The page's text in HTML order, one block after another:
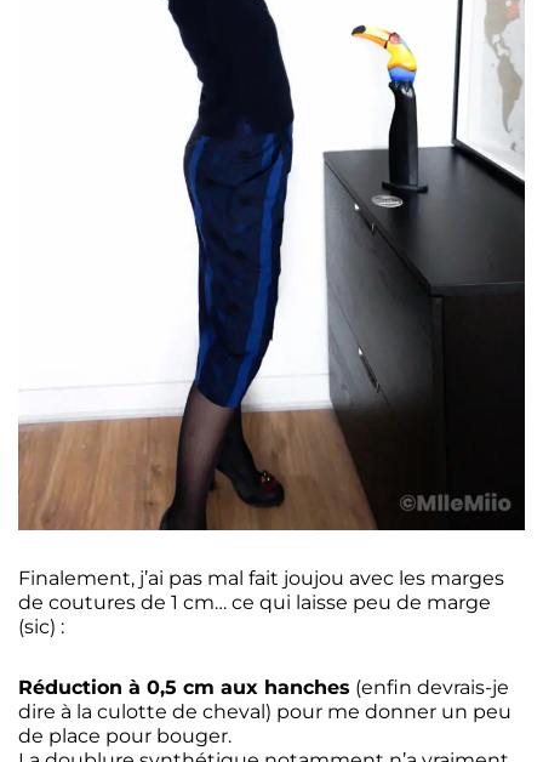
Finalement, j’ai pas mal fait joujou avec les marges
de coutures de 1 cm… ce qui laisse peu de marge
(sic) :
Réduction à 0,5 cm aux hanches (enfin devrais-je
dire à la culotte de cheval) pour me donner un peu
de place pour bouger.